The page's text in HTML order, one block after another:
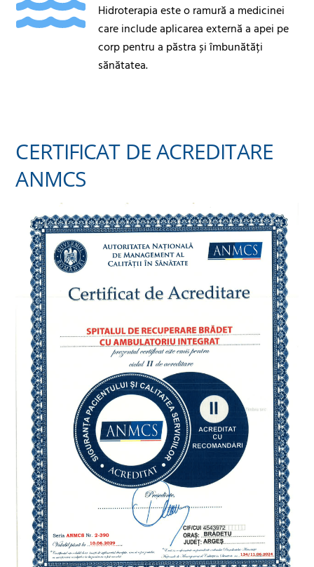
Hidroterapia este o ramură a medicinei
care include aplicarea externă a apei pe
corp pentru a păstra și îmbunătăți
sănătatea.
CERTIFICAT DE ACREDITARE
ANMCS